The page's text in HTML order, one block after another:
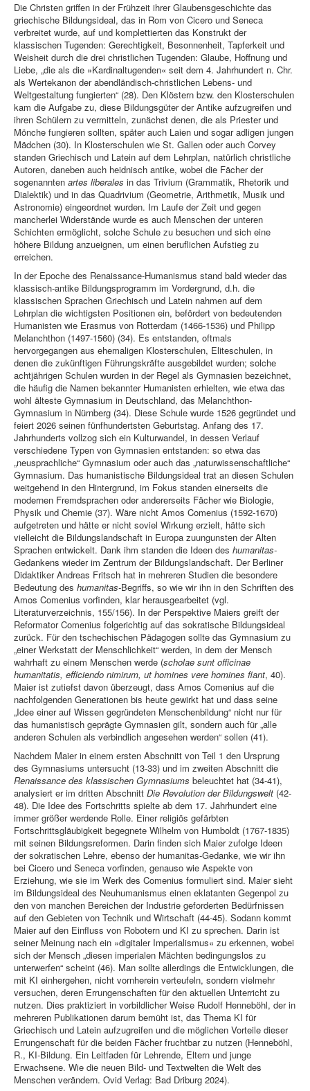
Die Christen griffen in der Frühzeit ihrer Glaubensgeschichte das
griechische Bildungsideal, das in Rom von Cicero und Seneca
verbreitet wurde, auf und komplettierten das Konstrukt der
klassischen Tugenden: Gerechtigkeit, Besonnenheit, Tapferkeit und
Weisheit durch die drei christlichen Tugenden: Glaube, Hoffnung und
Liebe, „die als die »Kardinaltugenden« seit dem 4. Jahrhundert n. Chr.
als Wertekanon der abendländisch-christlichen Lebens- und
Weltgestaltung fungierten“ (28). Den Klöstern bzw. den Klosterschulen
kam die Aufgabe zu, diese Bildungsgüter der Antike aufzugreifen und
ihren Schülern zu vermitteln, zunächst denen, die als Priester und
Mönche fungieren sollten, später auch Laien und sogar adligen jungen
Mädchen (30). In Klosterschulen wie St. Gallen oder auch Corvey
standen Griechisch und Latein auf dem Lehrplan, natürlich christliche
Autoren, daneben auch heidnisch antike, wobei die Fächer der
sogenannten artes liberales in das Trivium (Grammatik, Rhetorik und
Dialektik) und in das Quadrivium (Geometrie, Arithmetik, Musik und
Astronomie) eingeordnet wurden. Im Laufe der Zeit und gegen
mancherlei Widerstände wurde es auch Menschen der unteren
Schichten ermöglicht, solche Schule zu besuchen und sich eine
höhere Bildung anzueignen, um einen beruflichen Aufstieg zu
erreichen.
In der Epoche des Renaissance-Humanismus stand bald wieder das
klassisch-antike Bildungsprogramm im Vordergrund, d.h. die
klassischen Sprachen Griechisch und Latein nahmen auf dem
Lehrplan die wichtigsten Positionen ein, befördert von bedeutenden
Humanisten wie Erasmus von Rotterdam (1466-1536) und Philipp
Melanchthon (1497-1560) (34). Es entstanden, oftmals
hervorgegangen aus ehemaligen Klosterschulen, Eliteschulen, in
denen die zukünftigen Führungskräfte ausgebildet wurden; solche
achtjährigen Schulen wurden in der Regel als Gymnasien bezeichnet,
die häufig die Namen bekannter Humanisten erhielten, wie etwa das
wohl älteste Gymnasium in Deutschland, das Melanchthon-
Gymnasium in Nürnberg (34). Diese Schule wurde 1526 gegründet und
feiert 2026 seinen fünfhundertsten Geburtstag. Anfang des 17.
Jahrhunderts vollzog sich ein Kulturwandel, in dessen Verlauf
verschiedene Typen von Gymnasien entstanden: so etwa das
„neusprachliche“ Gymnasium oder auch das „naturwissenschaftliche“
Gymnasium. Das humanistische Bildungsideal trat an diesen Schulen
weitgehend in den Hintergrund, im Fokus standen einerseits die
modernen Fremdsprachen oder andererseits Fächer wie Biologie,
Physik und Chemie (37). Wäre nicht Amos Comenius (1592-1670)
aufgetreten und hätte er nicht soviel Wirkung erzielt, hätte sich
vielleicht die Bildungslandschaft in Europa zuungunsten der Alten
Sprachen entwickelt. Dank ihm standen die Ideen des humanitas-
Gedankens wieder im Zentrum der Bildungslandschaft. Der Berliner
Didaktiker Andreas Fritsch hat in mehreren Studien die besondere
Bedeutung des humanitas-Begriffs, so wie wir ihn in den Schriften des
Amos Comenius vorfinden, klar herausgearbeitet (vgl.
Literaturverzeichnis, 155/156). In der Perspektive Maiers greift der
Reformator Comenius folgerichtig auf das sokratische Bildungsideal
zurück. Für den tschechischen Pädagogen sollte das Gymnasium zu
„einer Werkstatt der Menschlichkeit“ werden, in dem der Mensch
wahrhaft zu einem Menschen werde (scholae sunt officinae
humanitatis, efficiendo nimirum, ut homines vere homines fiant, 40).
Maier ist zutiefst davon überzeugt, dass Amos Comenius auf die
nachfolgenden Generationen bis heute gewirkt hat und dass seine
„Idee einer auf Wissen gegründeten Menschenbildung“ nicht nur für
das humanistisch geprägte Gymnasien gilt, sondern auch für „alle
anderen Schulen als verbindlich angesehen werden“ sollen (41).
Nachdem Maier in einem ersten Abschnitt von Teil 1 den Ursprung
des Gymnasiums untersucht (13-33) und im zweiten Abschnitt die
Renaissance des klassischen Gymnasiums beleuchtet hat (34-41),
analysiert er im dritten Abschnitt Die Revolution der Bildungswelt (42-
48). Die Idee des Fortschritts spielte ab dem 17. Jahrhundert eine
immer größer werdende Rolle. Einer religiös gefärbten
Fortschrittsgläubigkeit begegnete Wilhelm von Humboldt (1767-1835)
mit seinen Bildungsreformen. Darin finden sich Maier zufolge Ideen
der sokratischen Lehre, ebenso der humanitas-Gedanke, wie wir ihn
bei Cicero und Seneca vorfinden, genauso wie Aspekte von
Erziehung, wie sie im Werk des Comenius formuliert sind. Maier sieht
im Bildungsideal des Neuhumanismus einen eklatanten Gegenpol zu
den von manchen Bereichen der Industrie geforderten Bedürfnissen
auf den Gebieten von Technik und Wirtschaft (44-45). Sodann kommt
Maier auf den Einfluss von Robotern und KI zu sprechen. Darin ist
seiner Meinung nach ein »digitaler Imperialismus« zu erkennen, wobei
sich der Mensch „diesen imperialen Mächten bedingungslos zu
unterwerfen“ scheint (46). Man sollte allerdings die Entwicklungen, die
mit KI einhergehen, nicht vornherein verteufeln, sondern vielmehr
versuchen, deren Errungenschaften für den aktuellen Unterricht zu
nutzen. Dies praktiziert in vorbildlicher Weise Rudolf Henneböhl, der in
mehreren Publikationen darum bemüht ist, das Thema KI für
Griechisch und Latein aufzugreifen und die möglichen Vorteile dieser
Errungenschaft für die beiden Fächer fruchtbar zu nutzen (Henneböhl,
R., KI-Bildung. Ein Leitfaden für Lehrende, Eltern und junge
Erwachsene. Wie die neuen Bild- und Textwelten die Welt des
Menschen verändern. Ovid Verlag: Bad Driburg 2024).